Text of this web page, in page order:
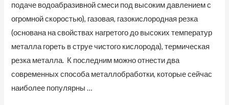
подаче водоабразивной смеси под высоким давлением с
огромной скоростью), газовая, газокислородная резка
(основана на свойствах нагретого до высоких температур
металла гореть в струе чистого кислорода), термическая
резка металла. К последним можно отнести два
современных способа металлобработки, которые сейчас
наиболее популярны …